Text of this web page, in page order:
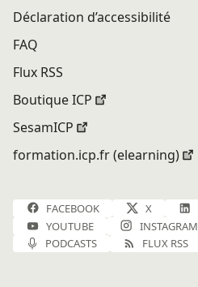
Déclaration d’accessibilité
FAQ
Flux RSS
Boutique ICP
SesamICP
formation.icp.fr (elearning)
FACEBOOK X
YOUTUBE
INSTAGRAM
PODCASTS
FLUX RSS